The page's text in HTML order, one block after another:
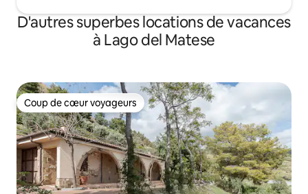
D'autres superbes locations de vacances
à Lago del Matese
Coup de cœur voyageurs
Coup de cœur voyageurs